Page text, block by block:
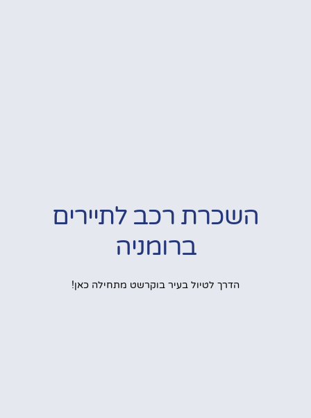
השכרת רכב לתיירים
ברומניה
הדרך לטיול בעיר בוקרשט מתחילה כאן!